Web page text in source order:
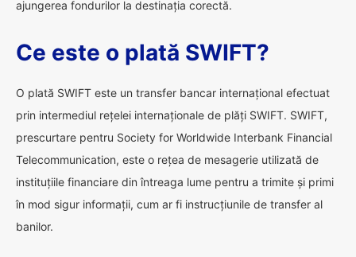
ajungerea fondurilor la destinația corectă.
Ce este o plată SWIFT?
O plată SWIFT este un transfer bancar internațional efectuat
prin intermediul rețelei internaționale de plăți SWIFT. SWIFT,
prescurtare pentru Society for Worldwide Interbank Financial
Telecommunication, este o rețea de mesagerie utilizată de
instituțiile financiare din întreaga lume pentru a trimite și primi
în mod sigur informații, cum ar fi instrucțiunile de transfer al
banilor.